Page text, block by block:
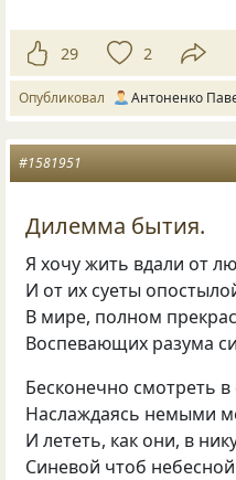
29 2
Опубликовал Антоненко
#1581951
Дилемма бытия.
Я хочу жить вдали от
И от их суеты
В мире, полном
Воспевающих разума
Бесконечно смотреть в
Наслаждаясь немыми
И лететь, как они, в
Синевой чтоб небесной